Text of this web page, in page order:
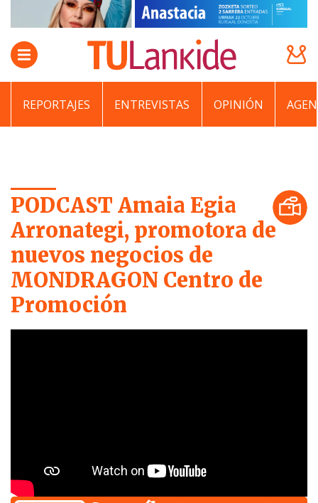
REPORTAJES ENTREVISTAS OPINIÓN
PODCAST Amaia Egia
Arronategi, promotora de
nuevos negocios de
MONDRAGON Centro de
Promoción